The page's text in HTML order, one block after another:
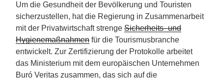
Um die Gesundheit der Bevölkerung und Touristen
sicherzustellen, hat die Regierung in Zusammenarbeit
mit der Privatwirtschaft strenge Sicherheits- und
Hygienemaßnahmen für die Tourismusbranche
entwickelt. Zur Zertifizierung der Protokolle arbeitet
das Ministerium mit dem europäischen Unternehmen
Buró Veritas zusammen, das sich auf die